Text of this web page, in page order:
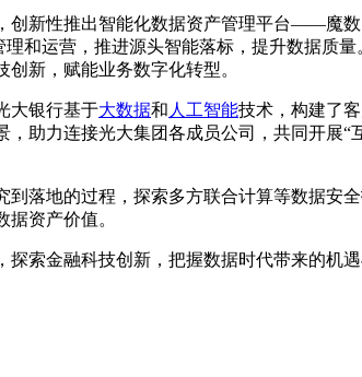
新性推出智能化数据资产管理平台——魔
和运营，推进源头智能落标，提升数据质
新，赋能业务数字化转型。
大银行基于大数据和 人工智能技术，构建了
助力连接光大集团各成员公司，共同开展
落地的过程，探索多方联合计算等数据安
资产价值。
索金融科技创新，把握数据时代带来的机